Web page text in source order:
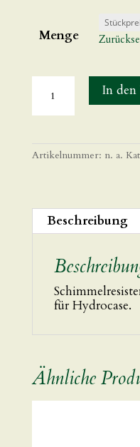
Menge
In
Artikelnummer: n. a.
Beschreibung
für Hydrocase.
Ähnliche